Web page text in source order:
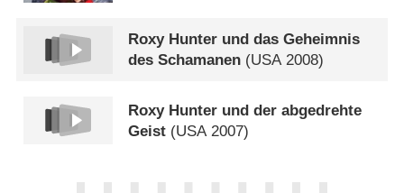
Roxy Hunter und das Geheimnis
des Schamanen (USA2008)
Roxy Hunter und der abgedrehte
Geist (USA 2007)